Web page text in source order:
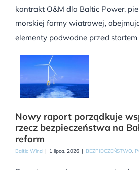
kontrakt O&M dla Baltic Power,
morskiej farmy wiatrowej,
elementy podwodne przed
Nowy raport porządkuje
rzecz bezpieczeństwa na
reform
Baltic Wind | 1 lipca, 2026 | BEZPIECZEŃSTWO